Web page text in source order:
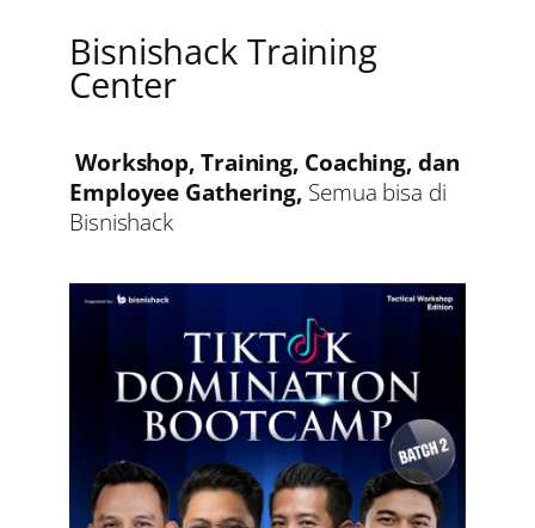
Bisnishack Training
Center
Workshop, Training, Coaching, dan
Employee Gathering, Semua bisa di
Bisnishack